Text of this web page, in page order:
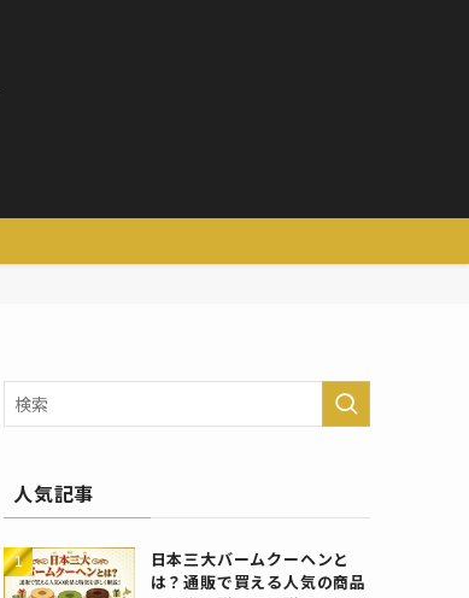
人気記事
日本三大バームクーヘンと
は？通販で買える人気の商品